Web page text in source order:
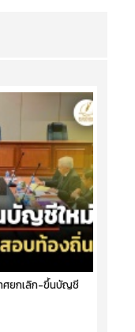
าศยกเลิก-ขึ้นบัญชี